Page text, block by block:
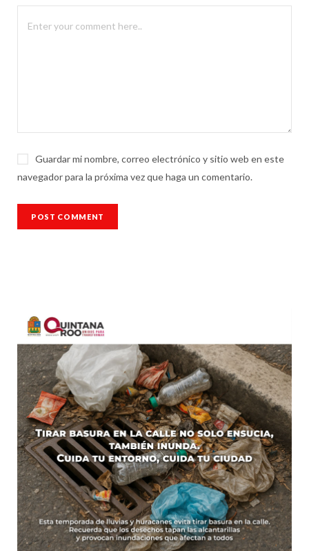
Guardar mi nombre, correo electrónico y sitio web en este
navegador para la próxima vez que haga un comentario.